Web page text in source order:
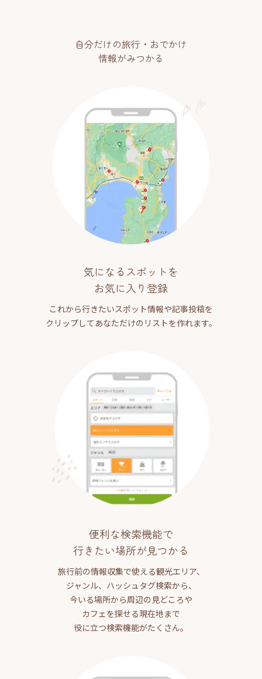
自分だけの旅行・おでかけ
情報がみつかる
気になるスポットを
お気に入り登録
これから行きたいスポット情報や記事投稿を
クリップしてあなただけのリストを作れます。
便利な検索機能で
行きたい場所が見つかる
旅行前の情報収集で使える観光エリア、
ジャンル、ハッシュタグ検索から、
今いる場所から周辺の見どころや
カフェを探せる現在地まで
役に立つ検索機能がたくさん。